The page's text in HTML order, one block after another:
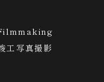
工写真撮影